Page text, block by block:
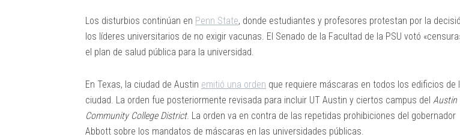
Los disturbios continúan en Penn State, donde estudiantes y profesores protestan por la
los líderes universitarios de no exigir vacunas. El Senado de la Facultad de la PSU votó
el plan de salud pública para la universidad.
En Texas, la ciudad de Austin emitió una orden que requiere máscaras en todos los edificios de
ciudad. La orden fue posteriormente revisada para incluir UT Austin y ciertos campus del Austin
Community College District. La orden va en contra de las repetidas prohibiciones del gobernador
Abbott sobre los mandatos de máscaras en las universidades públicas.